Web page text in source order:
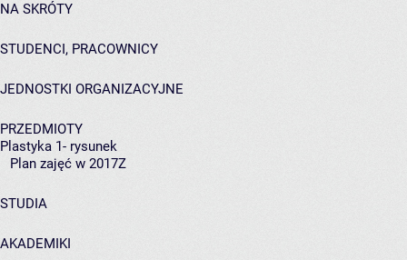
NA SKRÓTY
STUDENCI, PRACOWNICY
JEDNOSTKI ORGANIZACYJNE
PRZEDMIOTY
Plastyka 1- rysunek
Plan zajęć w 2017Z
STUDIA
AKADEMIKI